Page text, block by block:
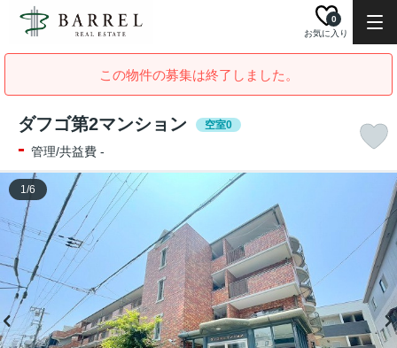
お気に入り
0
この物件の募集は終了しました。
ダフゴ第2マンション 空室0
- 管理/共益費 -
1/6